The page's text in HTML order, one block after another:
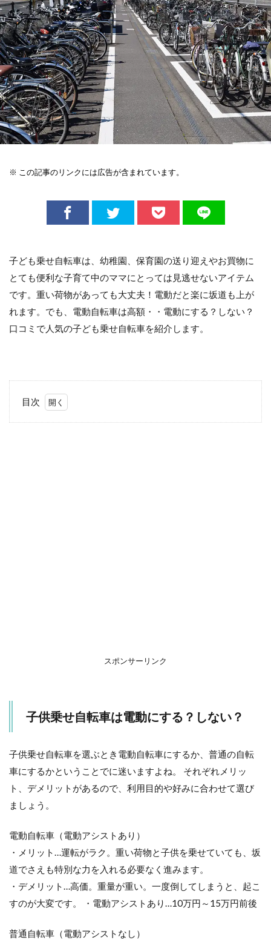
※ この記事のリンクには広告が含まれています。
子ども乗せ自転車は、幼稚園、保育園の送り迎えやお買物に
とても便利な子育て中のママにとっては見逃せないアイテム
です。重い荷物があっても大丈夫！電動だと楽に坂道も上が
れます。でも、電動自転車は高額・・電動にする？しない？
口コミで人気の子ども乗せ自転車を紹介します。
目次
の子
転
車！
電動
タイ
ブリ
ヂス
トン
ハイ
ディ
ツー
3.2
ヂス
スポンサーリンク
子供乗せ自転車は電動にする？しない？
子供乗せ自転車を選ぶとき電動自転車にするか、普通の自転
車にするかということでに迷いますよね。 それぞれメリッ
ト、デメリットがあるので、利用目的や好みに合わせて選び
ましょう。
電動自転車（電動アシストあり）
・メリット…運転がラク。重い荷物と子供を乗せていても、坂
道でさえも特別な力を入れる必要なく進みます。
・デメリット…高価。重量が重い。一度倒してしまうと、起こ
すのが大変です。 ・電動アシストあり…10万円～15万円前後
普通自転車（電動アシストなし）